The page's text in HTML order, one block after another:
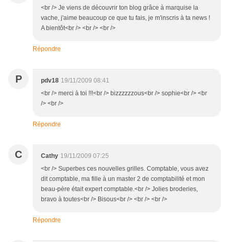
<br /> Je viens de découvrir ton blog grâce à marquise la
vache, j'aime beaucoup ce que tu fais, je m'inscris à ta news !
A bientôt<br /> <br /> <br />
Répondre
P pdv18 19/11/2009 08:41
<br /> merci à toi !!!<br /> bizzzzzzous<br /> sophie<br /> <br
/> <br />
Répondre
C Cathy 19/11/2009 07:25
<br /> Superbes ces nouvelles grilles. Comptable, vous avez
dit comptable, ma fille à un master 2 de comptabilité et mon
beau-père était expert comptable.<br /> Jolies broderies,
bravo à toutes<br /> Bisous<br /> <br /> <br />
Répondre